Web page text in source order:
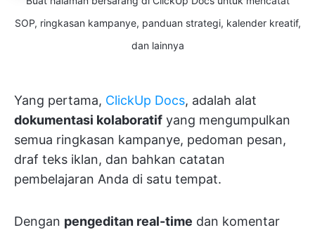
SOP, ringkasan kampanye, panduan strategi, kalender kreatif,
dan lainnya
Yang pertama, ClickUp Docs, adalah alat
dokumentasi kolaboratif yang mengumpulkan
semua ringkasan kampanye, pedoman pesan,
draf teks iklan, dan bahkan catatan
pembelajaran Anda di satu tempat.
Dengan pengeditan real-time dan komentar